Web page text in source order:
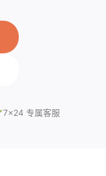
7×24 专属客服